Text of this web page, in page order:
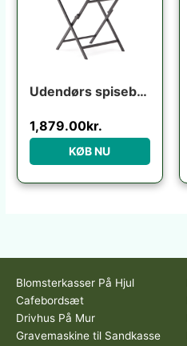
Udendørs spisebord klapbord Kave Home Torreta aluminium grafit foldbart 70×70 cm til 4 personer
1,879.00kr.
KØB NU
Blomsterkasser På Hjul
Cafebordsæt
Drivhus På Mur
Gravemaskine til Sandkasse